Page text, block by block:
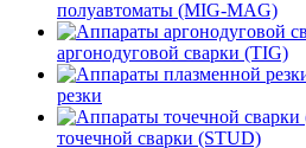
полуавтоматы (MIG-MAG)
аргонодуговой сварки (TIG)
резки
точечной сварки (STUD)